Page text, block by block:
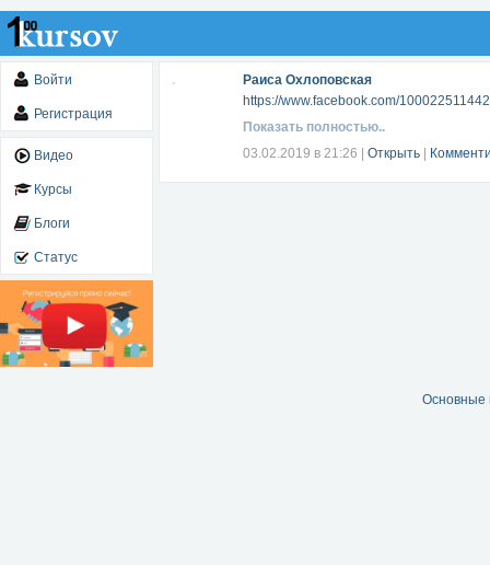
Войти
Регистрация
Видео
Курсы
Блоги
Статус
Раиса Охлоповская
https://www.facebook.com/
Показать полностью..
03.02.2019 в 21:26
Открыть
Основные